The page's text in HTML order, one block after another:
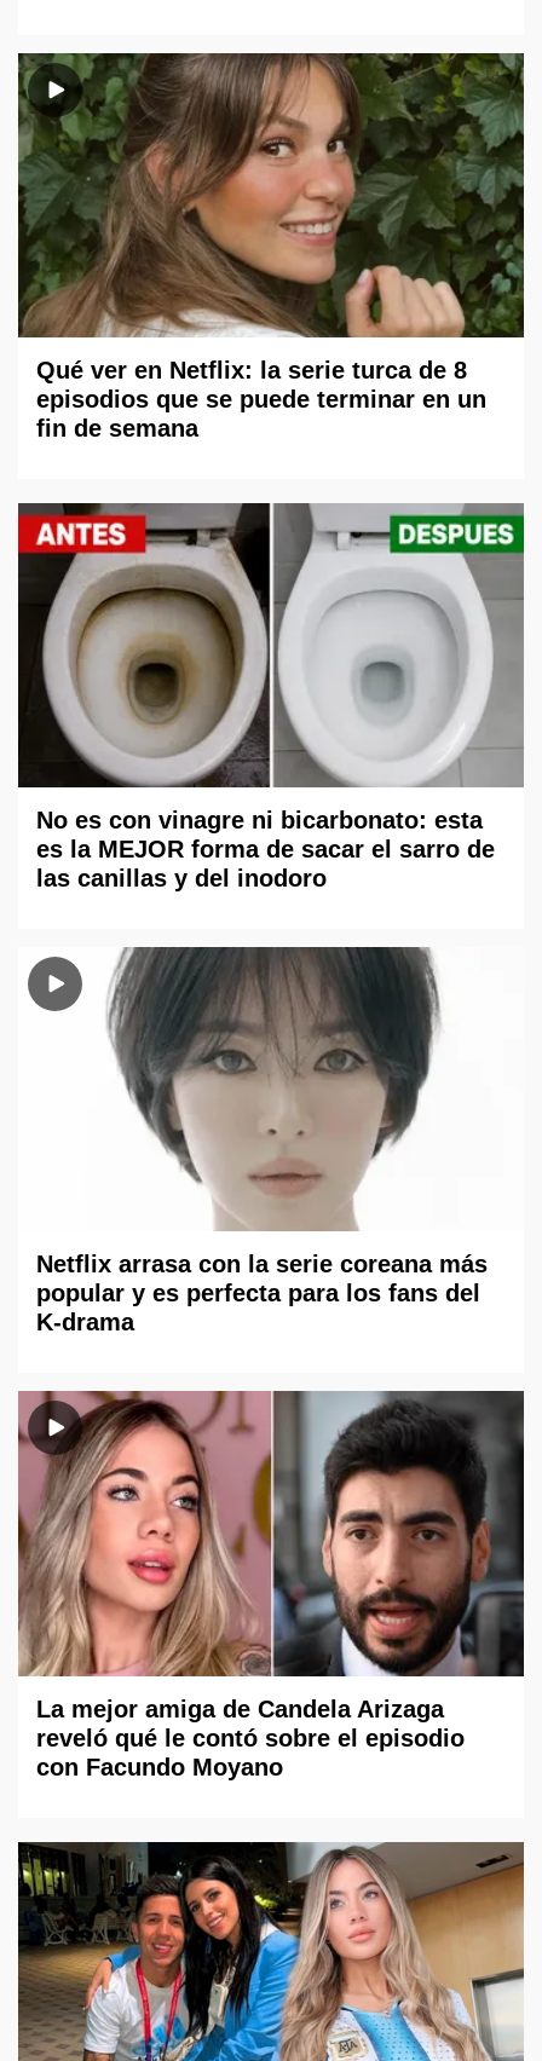
Qué ver en Netflix: la serie turca de 8
episodios que se puede terminar en un
fin de semana
No es con vinagre ni bicarbonato: esta
es la MEJOR forma de sacar el sarro de
las canillas y del inodoro
Netflix arrasa con la serie coreana más
popular y es perfecta para los fans del
K-drama
La mejor amiga de Candela Arizaga
reveló qué le contó sobre el episodio
con Facundo Moyano